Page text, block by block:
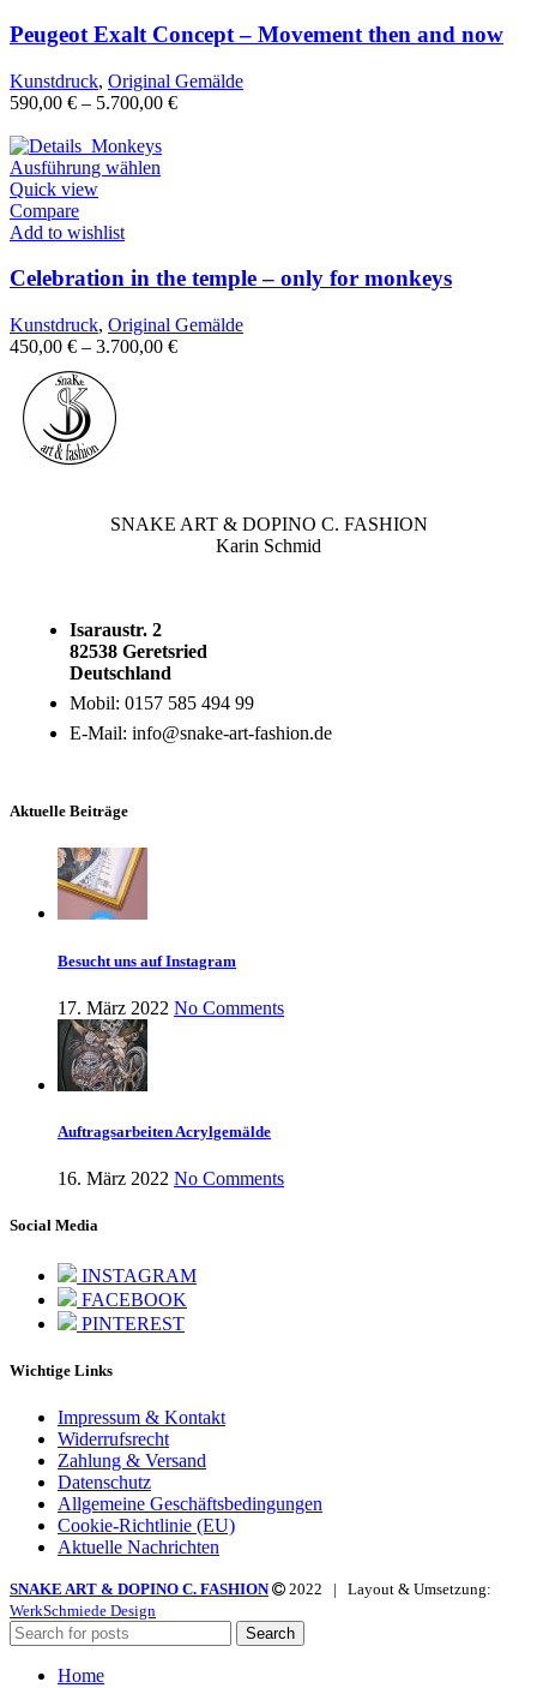
Peugeot Exalt Concept – Movement then and now
Kunstdruck, Original Gemälde
590,00 € – 5.700,00 €
Ausführung wählen
Quick view
Compare
Add to wishlist
Celebration in the temple – only for monkeys
Kunstdruck, Original Gemälde
450,00 € – 3.700,00 €
SNAKE ART & DOPINO C. FASHION
Karin Schmid
Isaraustr. 2
82538 Geretsried
Deutschland
Mobil: 0157 585 494 99
E-Mail: info@snake-art-fashion.de
Aktuelle Beiträge
Besucht uns auf Instagram
17. März 2022 No Comments
Auftragsarbeiten Acrylgemälde
16. März 2022 No Comments
Social Media
INSTAGRAM
FACEBOOK
PINTEREST
Wichtige Links
Impressum & Kontakt
Widerrufsrecht
Zahlung & Versand
Datenschutz
Allgemeine Geschäftsbedingungen
Cookie-Richtlinie (EU)
Aktuelle Nachrichten
SNAKE ART & DOPINO C. FASHION
2022 | Layout & Umsetzung:
WerkSchmiede Design
Search
Home